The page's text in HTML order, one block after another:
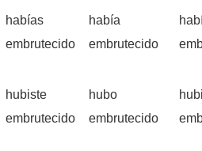
habías
embrutecido
había
embrutecido
hubiste
embrutecido
hubo
embrutecido